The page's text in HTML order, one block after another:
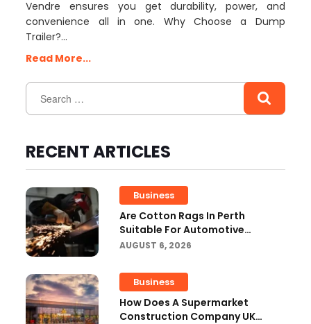
Vendre ensures you get durability, power, and
convenience all in one. Why Choose a Dump
Trailer?…
Read More...
RECENT ARTICLES
Business
Are Cotton Rags In Perth
Suitable For Automotive
Workshops?
AUGUST 6, 2026
Business
How Does A Supermarket
Construction Company UK